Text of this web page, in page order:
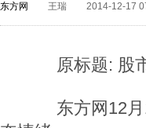
东方网 王瑞 2014-12-17
原标题: 股市
东方网12月